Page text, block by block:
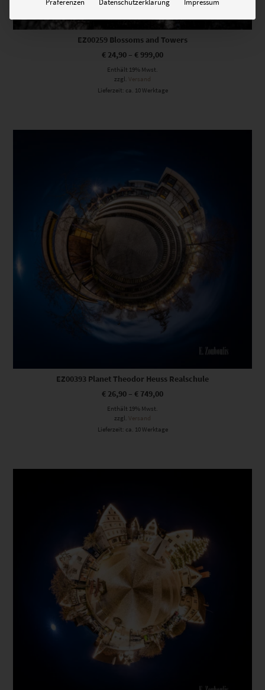
EZ00259 Blossoms and Towers
€ 24,90 – € 999,00
Enthält 19% Mwst.
zzgl. Versand
Lieferzeit: ca. 10 Werktage
Dieses Produkt weist mehrere Varianten auf. Die Optionen können auf der Produktseite gewählt werden
EZ00393 Planet Theodor Heuss Realschule
€ 26,90 – € 749,00
Enthält 19% Mwst.
zzgl. Versand
Lieferzeit: ca. 10 Werktage
Dieses Produkt weist mehrere Varianten auf. Die Optionen können auf der Produktseite gewählt werden